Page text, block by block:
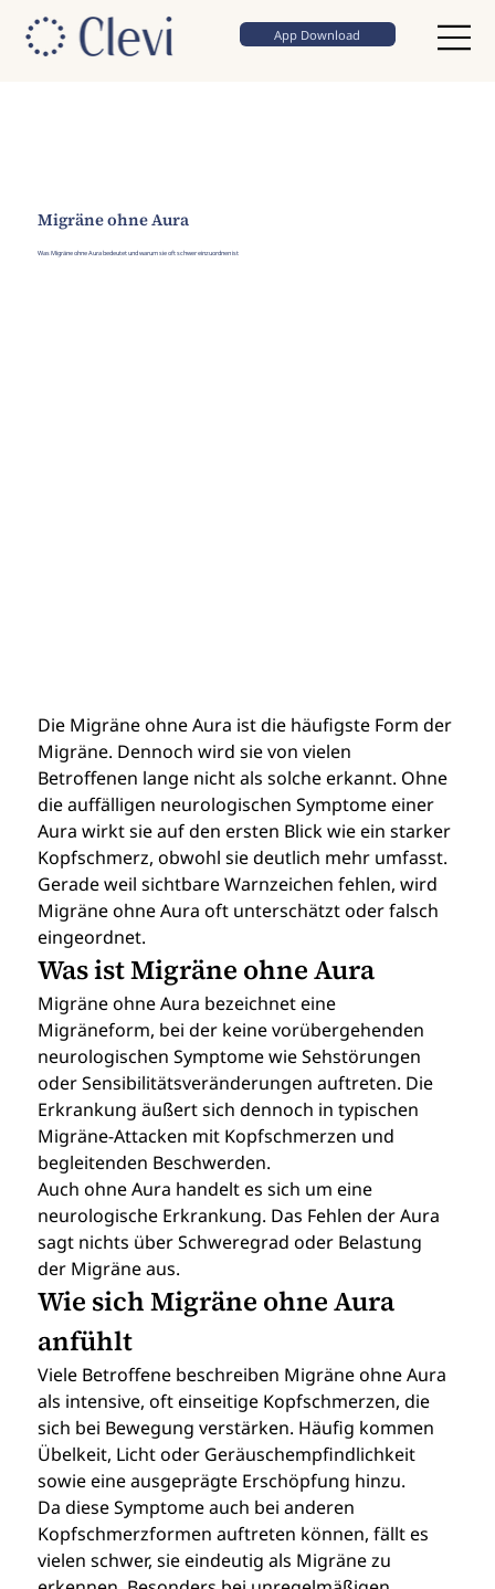
App Download
Die Migräne ohne Aura ist die häufigste Form der
Migräne. Dennoch wird sie von vielen
Betroffenen lange nicht als solche erkannt. Ohne
die auffälligen neurologischen Symptome einer
Aura wirkt sie auf den ersten Blick wie ein starker
Kopfschmerz, obwohl sie deutlich mehr umfasst.
Gerade weil sichtbare Warnzeichen fehlen, wird
Migräne ohne Aura oft unterschätzt oder falsch
eingeordnet.
Was ist Migräne ohne Aura
Migräne ohne Aura bezeichnet eine
Migräneform, bei der keine vorübergehenden
neurologischen Symptome wie Sehstörungen
oder Sensibilitätsveränderungen auftreten. Die
Erkrankung äußert sich dennoch in typischen
Migräne-Attacken mit Kopfschmerzen und
begleitenden Beschwerden.
Auch ohne Aura handelt es sich um eine
neurologische Erkrankung. Das Fehlen der Aura
sagt nichts über Schweregrad oder Belastung
der Migräne aus.
Wie sich Migräne ohne Aura
anfühlt
Viele Betroffene beschreiben Migräne ohne Aura
als intensive, oft einseitige Kopfschmerzen, die
sich bei Bewegung verstärken. Häufig kommen
Übelkeit, Licht oder Geräuschempfindlichkeit
sowie eine ausgeprägte Erschöpfung hinzu.
Da diese Symptome auch bei anderen
Kopfschmerzformen auftreten können, fällt es
vielen schwer, sie eindeutig als Migräne zu
Migräne ohne Aura
Was Migräne ohne Aura bedeutet und warum sie oft schwer einzuordnen ist